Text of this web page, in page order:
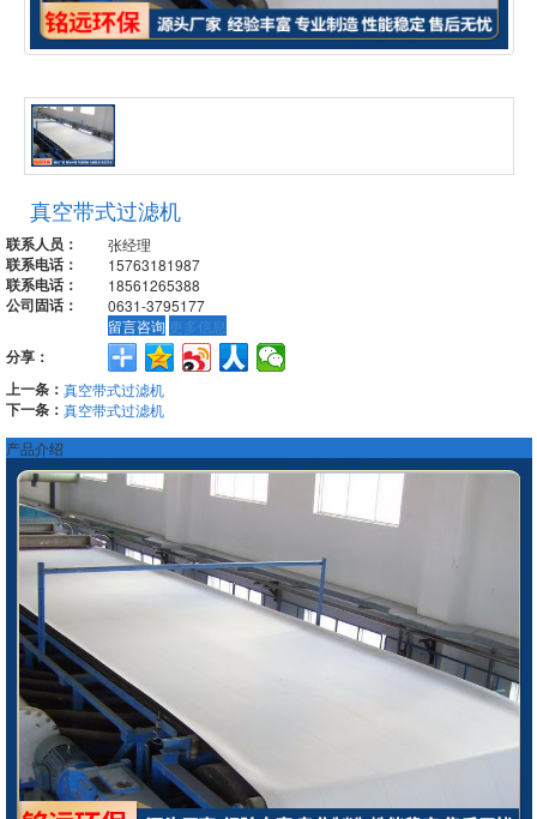
真空带式过滤机
联系人员： 张经理
联系电话： 15763181987
联系电话： 18561265388
公司固话：
0631-3795177
留言咨询 更多信息
分享：
上一条： 真空带式过滤机
下一条： 真空带式过滤机
产品介绍